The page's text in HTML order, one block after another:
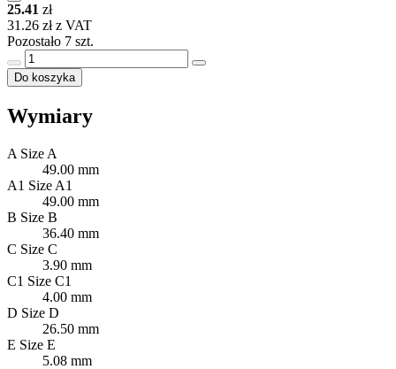
25.41 zł
31.26 zł z VAT
Pozostało 7 szt.
Do koszyka
Wymiary
A Size A
49.00 mm
A1 Size A1
49.00 mm
B Size B
36.40 mm
C Size C
3.90 mm
C1 Size C1
4.00 mm
D Size D
26.50 mm
E Size E
5.08 mm